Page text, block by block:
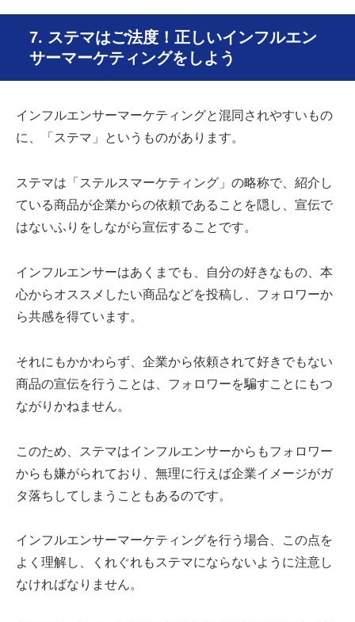
7. ステマはご法度！正しいインフルエン
サーマーケティングをしよう
インフルエンサーマーケティングと混同されやすいもの
に、「ステマ」というものがあります。
ステマは「ステルスマーケティング」の略称で、紹介し
ている商品が企業からの依頼であることを隠し、宣伝で
はないふりをしながら宣伝することです。
インフルエンサーはあくまでも、自分の好きなもの、本
心からオススメしたい商品などを投稿し、フォロワーか
ら共感を得ています。
それにもかかわらず、企業から依頼されて好きでもない
商品の宣伝を行うことは、フォロワーを騙すことにもつ
ながりかねません。
このため、ステマはインフルエンサーからもフォロワー
からも嫌がられており、無理に行えば企業イメージがガ
タ落ちしてしまうこともあるのです。
インフルエンサーマーケティングを行う場合、この点を
よく理解し、くれぐれもステマにならないように注意し
なければなりません。